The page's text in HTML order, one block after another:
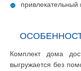
привлекательный
Комплект дома
выгружается без